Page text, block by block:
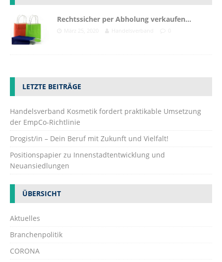
Rechtssicher per Abholung verkaufen…
LETZTE BEITRÄGE
Handelsverband Kosmetik fordert praktikable Umsetzung
der EmpCo-Richtlinie
Drogist/in – Dein Beruf mit Zukunft und Vielfalt!
Positionspapier zu Innenstadtentwicklung und
Neuansiedlungen
ÜBERSICHT
Aktuelles
Branchenpolitik
CORONA